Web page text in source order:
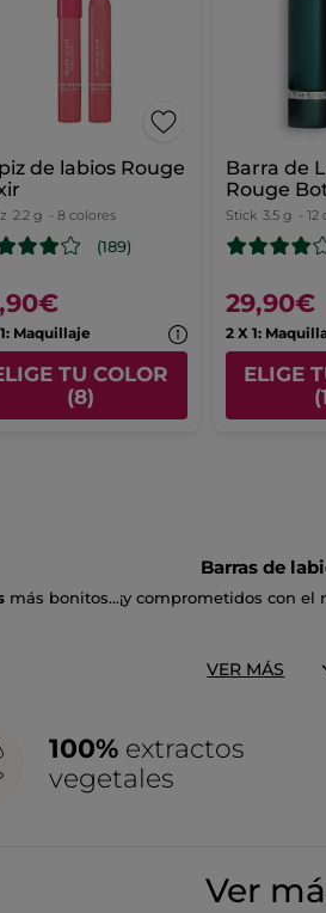
de labios Rouge
2.2 g - 8 colores
(189)
Maquillaje
TU COLOR
(8)
Barra de
Rouge
Stick 3.5 g - 12
29,90€
2 X 1:
ELIGE
Barras de
más bonitos...¡y comprometidos con
aporta un acabado
efecto de segunda piel. En 24
con los labios con un irresistible
un 83% de ingredientes de origen
que contiene es reciclado y
VER MÁS
100% extractos
vegetales
Ver